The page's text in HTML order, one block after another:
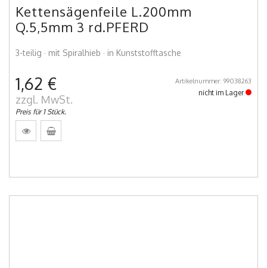
Kettensägenfeile L.200mm
Q.5,5mm 3 rd.PFERD
3-teilig · mit Spiralhieb · in Kunststofftasche
1,62 €
zzgl. MwSt.
Preis für 1 Stück.
Artikelnummer: 99038263
nicht im Lager